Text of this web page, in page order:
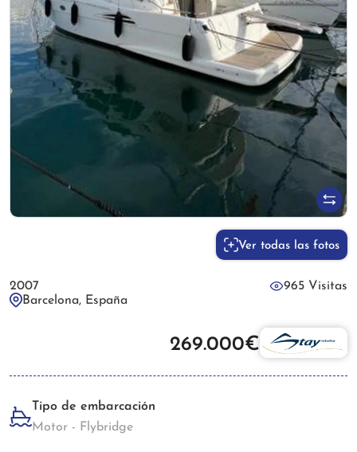
Ver todas las fotos
2007
965 Visitas
Barcelona, España
269.000€
Tipo de embarcación
Motor - Flybridge